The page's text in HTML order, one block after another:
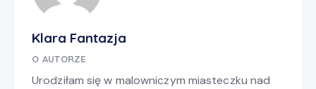
Klara Fantazja
O AUTORZE
Urodziłam się w malowniczym miasteczku nad